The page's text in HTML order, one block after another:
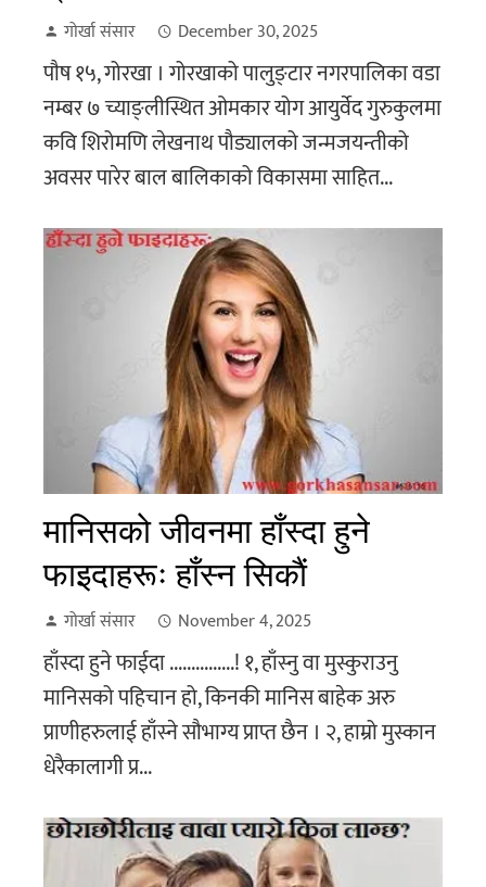
गोर्खा संसार December 30, 2025
पाैष १५, गोरखा । गोरखाको पालुङ्टार नगरपालिका वडा
नम्बर ७ च्याङ्लीस्थित ओमकार योग आयुर्वेद गुरुकुलमा
कवि शिरोमणि लेखनाथ पौड्यालको जन्मजयन्तीको
अवसर पारेर बाल बालिकाको विकासमा साहित...
मानिसकाे जीवनमा हाँस्दा हुने
फाइदाहरूः हाँस्न सिकाैं
गोर्खा संसार November 4, 2025
हाँस्दा हुने फाईदा ...............! १, हाँस्नु वा मुस्कुराउनु
मानिसको पहिचान हो, किनकी मानिस बाहेक अरु
प्राणीहरुलाई हाँस्ने सौभाग्य प्राप्त छैन । २, हाम्रो मुस्कान
धेरैकालागी प्र...